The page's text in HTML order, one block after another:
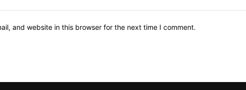
and website in this browser for the next time I comment.